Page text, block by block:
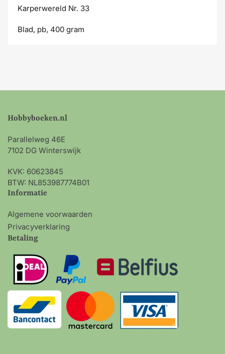
Karperwereld Nr. 33
Blad, pb, 400 gram
Hobbyboeken.nl
Parallelweg 46E
7102 DG Winterswijk
KVK: 60623845
BTW: NL853987774B01
Informatie
Algemene voorwaarden
Privacyverklaring
Betaling